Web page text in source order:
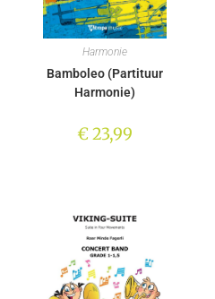
Harmonie
Bamboleo (Partituur
Harmonie)
€23,99